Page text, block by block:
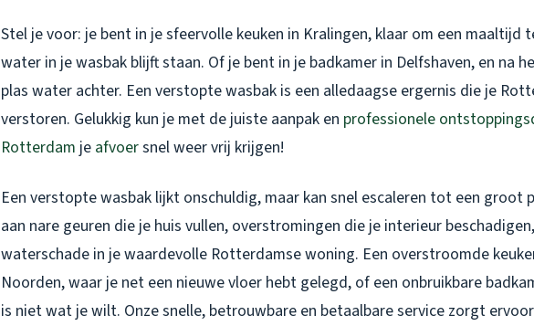
Stel je voor: je bent in je sfeervolle keuken in Kralingen, klaar om een maaltijd
water in je wasbak blijft staan. Of je bent in je badkamer in Delfshaven, en na
plas water achter. Een verstopte wasbak is een alledaagse ergernis die je
verstoren. Gelukkig kun je met de juiste aanpak en professionele
Rotterdam je afvoersnel weer vrij krijgen!
Een verstopte wasbak lijkt onschuldig, maar kan snel escaleren tot een groot
aan nare geuren die je huis vullen, overstromingen die je interieur
waterschade in je waardevolle Rotterdamse woning. Een overstroomde
Noorden, waar je net een nieuwe vloer hebt gelegd, of een onbruikbare
is niet wat je wilt. Onze snelle, betrouwbare en betaalbare service zorgt